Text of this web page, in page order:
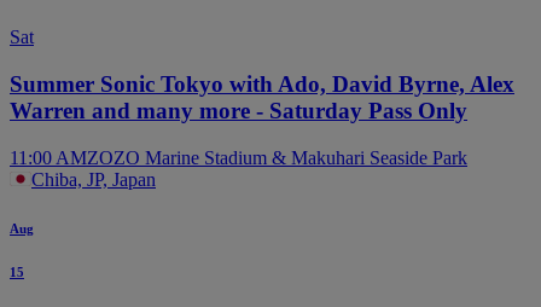
Sat
Summer Sonic Tokyo with Ado, David Byrne, Alex
Warren and many more - Saturday Pass Only
11:00 AMZOZO Marine Stadium & Makuhari Seaside Park
Chiba, JP, Japan
Aug
15